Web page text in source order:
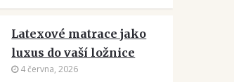
Latexové matrace jako
luxus do vaší ložnice
4 června, 2026